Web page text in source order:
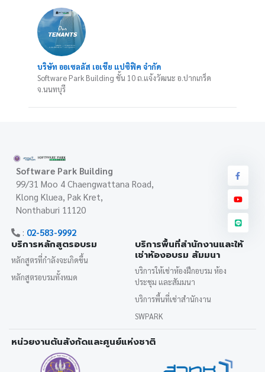
บริษัท ออเซลลัส เอเชีย แปซิฟิค จำกัด
Software Park Building ชั้น 10 ถ.แจ้งวัฒนะ อ.ปากเกร็ด
จ.นนทบุรี
Software Park Building
99/31 Moo 4 Chaengwattana Road,
Klong Kluea, Pak Kret,
Nonthaburi 11120
: 02-583-9992
บริการหลักสูตรอบรม
หลักสูตรที่กำลังจะเกิดขึ้น
หลักสูตรอบรมทั้งหมด
บริการพื้นที่สำนักงานและให้
เช่าห้องอบรม สัมมนา
บริการให้เช่าห้องฝึกอบรม ห้อง
ประชุม และสัมมนา
บริการพื้นที่เช่าสำนักงาน
SWPARK
หน่วยงานต้นสังกัดและศูนย์แห่งชาติ